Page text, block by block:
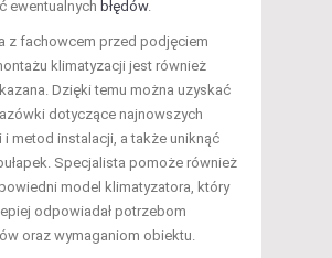
ewentualnych błędów.
z fachowcem przed podjęciem
klimatyzacji jest również
Dzięki temu można uzyskać
dotyczące najnowszych
metod instalacji, a także uniknąć
Specjalista pomoże również
model klimatyzatora, który
odpowiadał potrzebom
oraz wymaganiom obiektu.